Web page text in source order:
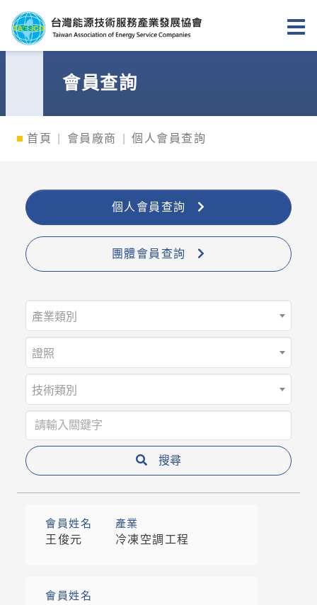
台灣能源技術服務產業發展協
會員查詢
首頁 會員廠商 個人會員查詢
個人會員查詢
團體會員查詢
產業類別
證照
技術類別
搜尋
會員姓名
王俊元
產業
冷凍空調工程
會員姓名